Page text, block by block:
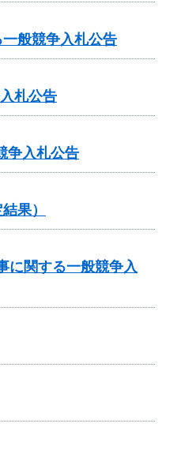
般競争入札公告
札公告
争入札公告
果）
に関する一般競争入